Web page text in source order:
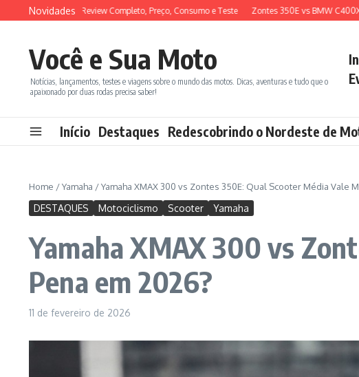
Ir para o conteúdo
Novidades
150 2026: Review Completo, Preço, Consumo e Teste Zontes 350E vs BMW C400X:
Você e Sua Moto
Notícias, lançamentos, testes e viagens sobre o mundo das motos. Dicas, aventuras e tudo que o
apaixonado por duas rodas precisa saber!
Início Destaques Redescobrindo o Nordeste de
Home /Yamaha /Yamaha XMAX 300 vs Zontes 350E: Qual Scooter Média Vale
DESTAQUES Motociclismo Scooter Yamaha
Yamaha XMAX 300 vs
Pena em 2026?
11 de fevereiro de 2026